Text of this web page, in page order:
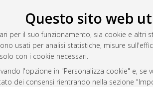
Questo sito web
per il suo funzionamento, sia cookie e
usati per analisi statistiche, misure
con i cookie necessari.
l'opzione in "Personalizza cookie" e,
dei consensi rientrando nella sezione
10.17616/R3P19R
e gestito da
AlmaDL
sito
repository